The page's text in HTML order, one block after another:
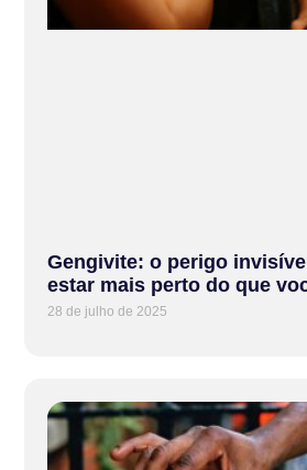
Gengivite: o perigo
estar mais perto do que
28 de julho de 2025